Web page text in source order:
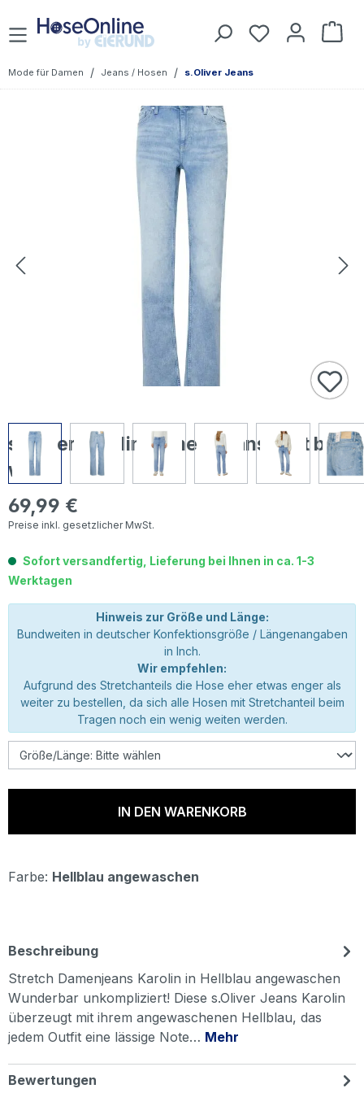
Zum Hauptinhalt springen Du hast 0
Mode für Damen / Jeans / Hosen / s.Oliver Jeans
Bildergalerie überspringen
s.Oliver Karolin Damen Jeans light blue
wash
Regulärer Preis:
69,99 €
Preise inkl. gesetzlicher MwSt.
Sofort versandfertig, Lieferung bei Ihnen in ca. 1-3
Werktagen
Hinweis zur Größe und Länge:
Bundweiten in deutscher Konfektionsgröße / Längenangaben
in Inch.
Wir empfehlen:
Aufgrund des Stretchanteils die Hose eher etwas enger als
weiter zu bestellen, da sich alle Hosen mit Stretchanteil beim
Tragen noch ein wenig weiten werden.
IN DEN WARENKORB
Farbe: Hellblau angewaschen
Beschreibung
Stretch Damenjeans Karolin in Hellblau angewaschen
Wunderbar unkompliziert! Diese s.Oliver Jeans Karolin
überzeugt mit ihrem angewaschenen Hellblau, das
jedem Outfit eine lässige Note… Mehr
Bewertungen